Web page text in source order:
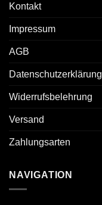
Kontakt
Impressum
AGB
Datenschutzerklärung
Widerrufsbelehrung
Versand
Zahlungsarten
NAVIGATION